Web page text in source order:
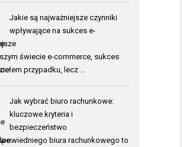
Jakie są najważniejsze czynniki
wpływające na sukces e-
świecie e-commerce, sukces
przypadku, lecz …
Jak wybrać biuro rachunkowe:
kluczowe kryteria i
bezpieczeństwo
biura rachunkowego to